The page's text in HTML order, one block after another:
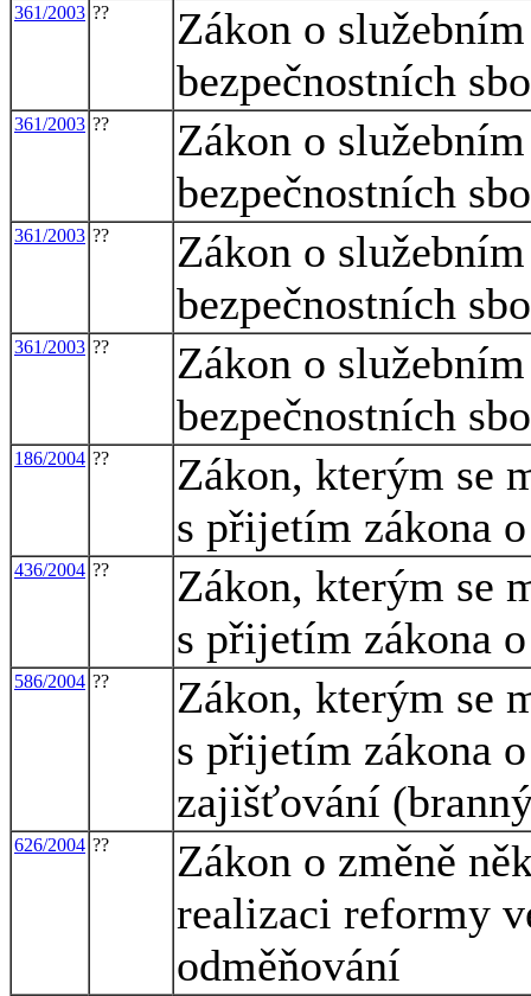
361/2003 ??
Zákon o
bezpečnostních
361/2003 ??
Zákon o
bezpečnostních
361/2003 ??
Zákon o
bezpečnostních
361/2003 ??
Zákon o
bezpečnostních
186/2004 ??
Zákon, kterým se
s přijetím zákona
436/2004 ??
Zákon, kterým se
s přijetím zákona
586/2004 ??
Zákon, kterým se
s přijetím zákona
zajišťování
626/2004 ??
Zákon o změně
realizaci reformy
odměňování